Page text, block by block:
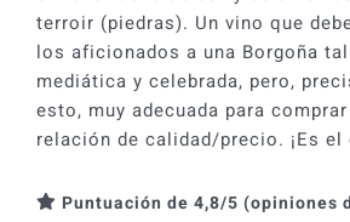
terroir (piedras). Un vino que
los aficionados a una Borgoña
mediática y celebrada, pero,
esto, muy adecuada para
relación de calidad/precio. ¡Es el
Puntuación de 4,8/5 (opiniones